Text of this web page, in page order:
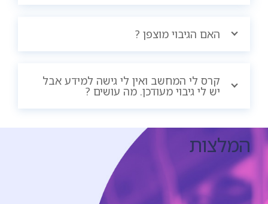
האם הגיבוי מוצפן ?
קרס לי המחשב ואין לי גישה למידע אבל
יש לי גיבוי מעודכן. מה עושים ?
המלצות